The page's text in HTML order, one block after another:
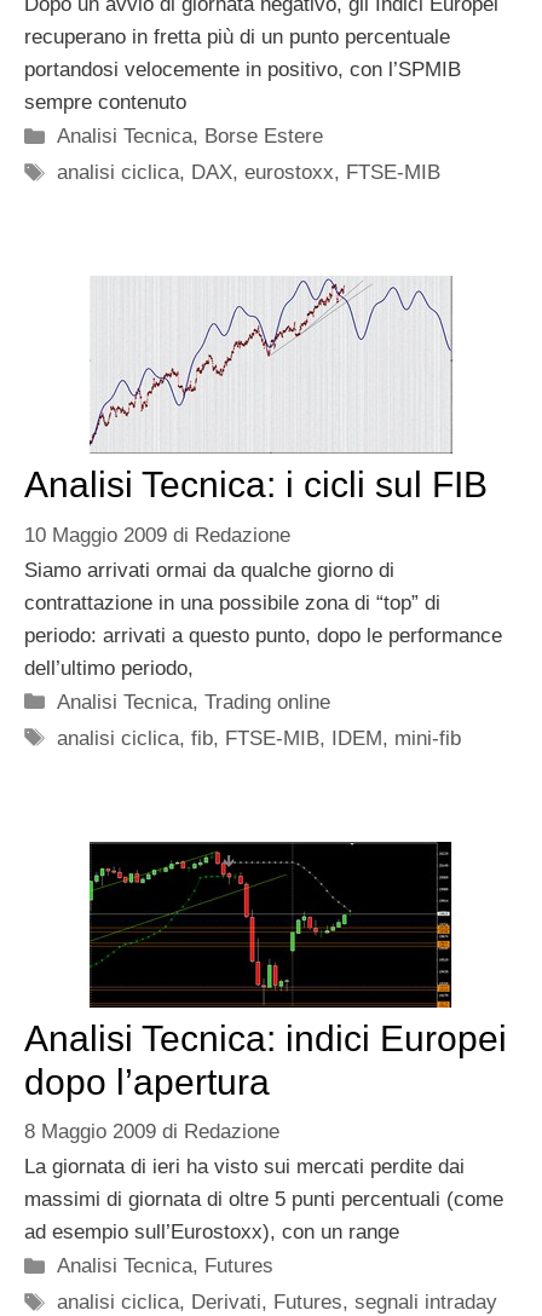
Dopo un avvio di giornata negativo, gli Indici Europei
recuperano in fretta più di un punto percentuale
portandosi velocemente in positivo, con l’SPMIB
sempre contenuto
Categorie
Analisi Tecnica, Borse Estere
Tag
analisi ciclica, DAX,eurostoxx, FTSE-MIB
Analisi Tecnica: i cicli sul FIB
10 Maggio 2009 di Redazione
Siamo arrivati ormai da qualche giorno di
contrattazione in una possibile zona di “top” di
periodo: arrivati a questo punto, dopo le performance
dell’ultimo periodo,
Categorie
Analisi Tecnica,Trading online
Tag
analisi ciclica,fib, FTSE-MIB, IDEM, mini-fib
Analisi Tecnica: indici Europei
dopo l’apertura
8 Maggio 2009 di Redazione
La giornata di ieri ha visto sui mercati perdite dai
massimi di giornata di oltre 5 punti percentuali (come
ad esempio sull’Eurostoxx), con un range
Categorie
Analisi Tecnica, Futures
Tag
analisi ciclica, Derivati, Futures,segnali intraday